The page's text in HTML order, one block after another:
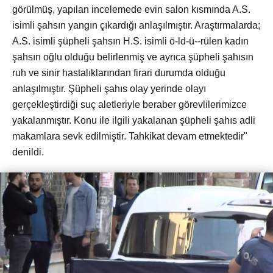
görülmüş, yapılan incelemede evin salon kısmında A.S.
isimli şahsın yangın çıkardığı anlaşılmıştır. Araştırmalarda;
A.S. isimli şüpheli şahsın H.S. isimli ö-ld-ü--rülen kadın
şahsın oğlu olduğu belirlenmiş ve ayrıca şüpheli şahısın
ruh ve sinir hastalıklarından firari durumda olduğu
anlaşılmıştır. Şüpheli şahıs olay yerinde olayı
gerçekleştirdiği suç aletleriyle beraber görevlilerimizce
yakalanmıştır. Konu ile ilgili yakalanan şüpheli şahıs adli
makamlara sevk edilmiştir. Tahkikat devam etmektedir"
denildi.